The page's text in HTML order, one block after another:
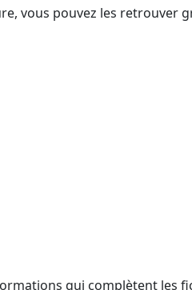
vous pouvez les retrouver
qui complètent les